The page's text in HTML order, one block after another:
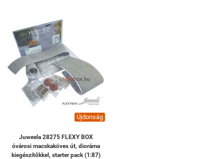
Újdonság
Juweela 28275 FLEXY BOX
óvárosi macskaköves út, dioráma
kiegészítőkkel, starter pack (1:87)